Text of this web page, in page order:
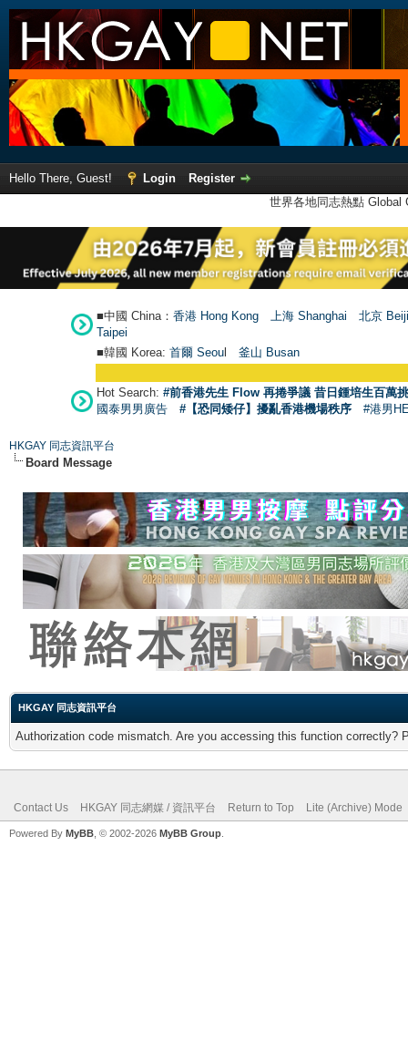
Hello There, Guest! Login
Register
世界各地同志熱點
■中國 China： 香港 Hong Kong 上海 Shanghai
北京
Taipei
■韓國 Korea: 首爾 Seoul 釜山 Busan
Hot Search: #前香港先生 Flow 再捲爭議 昔日鍾培生百萬
國泰男男廣告
#【恐同矮仔】擾亂香港機場秩序 #港男
HKGAY 同志資訊平台
Board Message
HKGAY 同志資訊平台
Authorization code mismatch. Are you accessing this function correctly?
Contact Us HKGAY 同志網媒 / 資訊平台 Return to Top Lite (Archive) Mode
Powered By MyBB , © 2002-2026 MyBB Group